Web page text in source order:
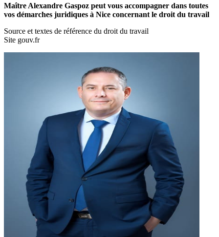
Maître Alexandre Gaspoz peut vous accompagner dans toutes
vos démarches juridiques à Nice concernant le droit du travail
Source et textes de référence du droit du travail
Site gouv.fr